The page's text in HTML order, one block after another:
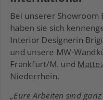
Bei unserer Showroom
haben sie sich
Interior Designerin
und unsere MW-
Frankfurt/M. und
Niederrhein.
„Eure Arbeiten sind